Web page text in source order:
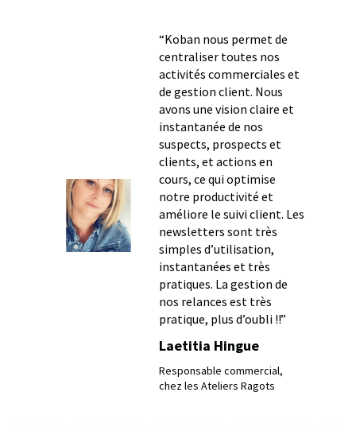
“Koban nous permet de
centraliser toutes nos
activités commerciales et
de gestion client. Nous
avons une vision claire et
instantanée de nos
suspects, prospects et
clients, et actions en
cours, ce qui optimise
notre productivité et
améliore le suivi client. Les
newsletters sont très
simples d’utilisation,
instantanées et très
pratiques. La gestion de
nos relances est très
pratique, plus d’oubli !!”
Laetitia Hingue
Responsable commercial,
chez les Ateliers Ragots